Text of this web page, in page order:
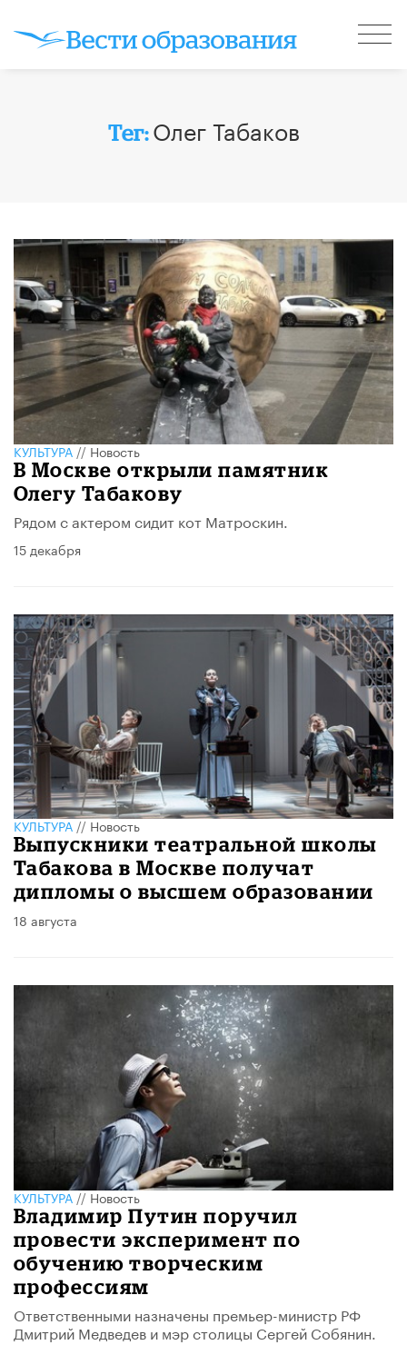
Тег:Олег Табаков
КУЛЬТУРА//Новость
В Москве открыли памятник
Олегу Табакову
Рядом с актером сидит кот Матроскин.
15 декабря
КУЛЬТУРА//Новость
Выпускники театральной школы
Табакова в Москве получат
дипломы о высшем образовании
18 августа
КУЛЬТУРА//Новость
Владимир Путин поручил
провести эксперимент по
обучению творческим
профессиям
Ответственными назначены премьер-министр РФ
Дмитрий Медведев и мэр столицы Сергей Собянин.